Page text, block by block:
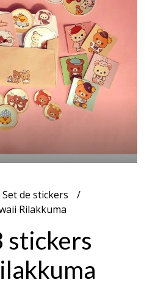
Set de stickers
Rilakkuma
stickers